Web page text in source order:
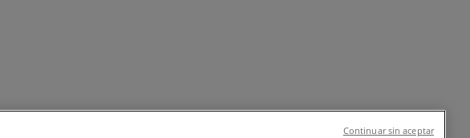
Continuar sin aceptar